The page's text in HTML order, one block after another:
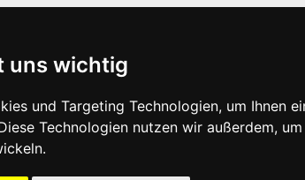
uns wichtig
und Targeting Technologien, um Ihnen
Technologien nutzen wir außerdem,